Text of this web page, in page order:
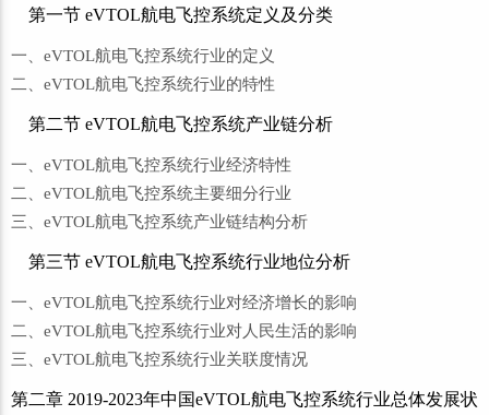
第一节 eVTOL航电飞控系统定义及分类
一、eVTOL航电飞控系统行业的定义
二、eVTOL航电飞控系统行业的特性
第二节 eVTOL航电飞控系统产业链分析
一、eVTOL航电飞控系统行业经济特性
二、eVTOL航电飞控系统主要细分行业
三、eVTOL航电飞控系统产业链结构分析
第三节 eVTOL航电飞控系统行业地位分析
一、eVTOL航电飞控系统行业对经济增长的影响
二、eVTOL航电飞控系统行业对人民生活的影响
三、eVTOL航电飞控系统行业关联度情况
第二章 2019-2023年中国eVTOL航电飞控系统行业总体发展状